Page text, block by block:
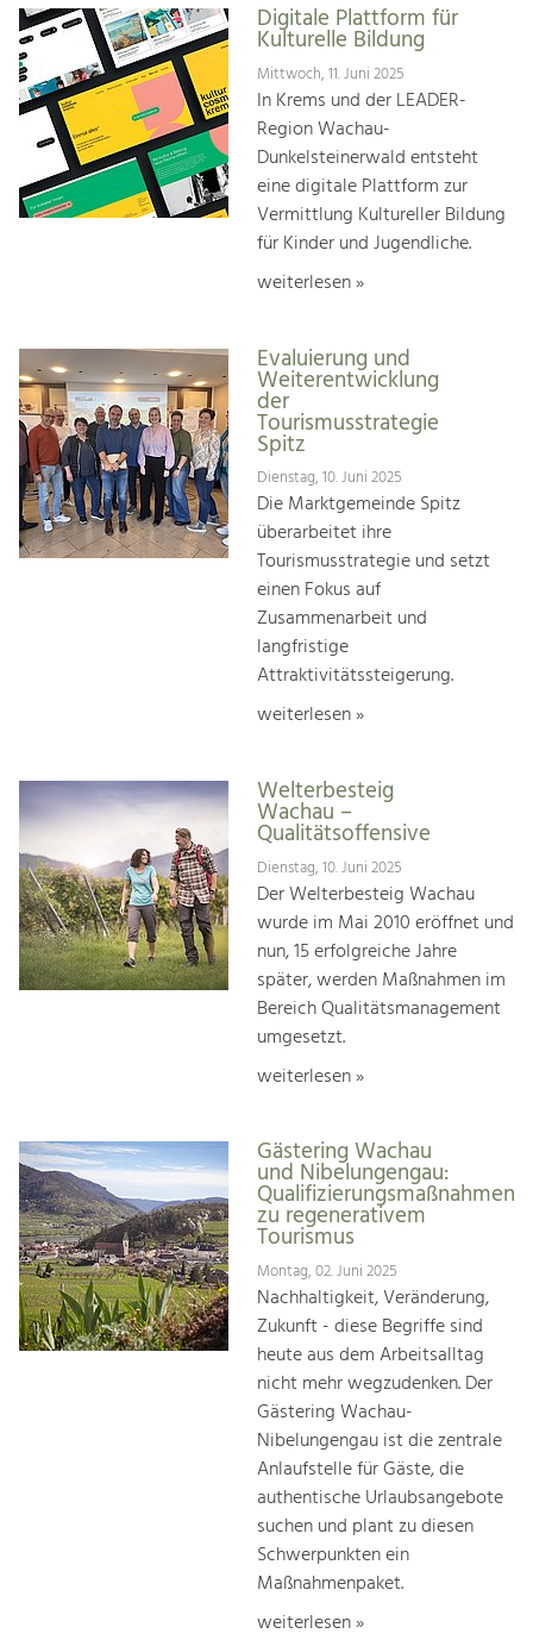
Digitale Plattform für
Kulturelle Bildung
Mittwoch, 11. Juni 2025
In Krems und der LEADER-
Region Wachau-
Dunkelsteinerwald entsteht
eine digitale Plattform zur
Vermittlung Kultureller Bildung
für Kinder und Jugendliche.
weiterlesen »
Evaluierung und
Weiterentwicklung
der
Tourismusstrategie
Spitz
Dienstag, 10. Juni 2025
Die Marktgemeinde Spitz
überarbeitet ihre
Tourismusstrategie und setzt
einen Fokus auf
Zusammenarbeit und
langfristige
Attraktivitätssteigerung.
weiterlesen »
Welterbesteig
Wachau –
Qualitätsoffensive
Dienstag, 10. Juni 2025
Der Welterbesteig Wachau
wurde im Mai 2010 eröffnet und
nun, 15 erfolgreiche Jahre
später, werden Maßnahmen im
Bereich Qualitätsmanagement
umgesetzt.
weiterlesen »
Gästering Wachau
und Nibelungengau:
Qualifizierungsmaßnahmen
zu regenerativem
Tourismus
Montag, 02. Juni 2025
Nachhaltigkeit, Veränderung,
Zukunft - diese Begriffe sind
heute aus dem Arbeitsalltag
nicht mehr wegzudenken. Der
Gästering Wachau-
Nibelungengau ist die zentrale
Anlaufstelle für Gäste, die
authentische Urlaubsangebote
suchen und plant zu diesen
Schwerpunkten ein
Maßnahmenpaket.
weiterlesen »